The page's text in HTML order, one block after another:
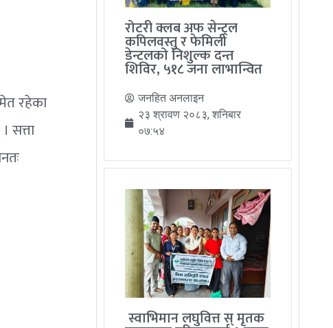
रहेका
सत्ता
रोटरी क्लब अफ सेन्ट्रल
कपिलवस्तु र फेमिली
डेन्टलको निशुल्क दन्त
शिविर, ५१८ जना लाभान्वित
जनहित अनलाइन
२३ श्रावण २०८३, शनिबार
०७:५४
स्वाभिमान लघुवित्त स् मृतक